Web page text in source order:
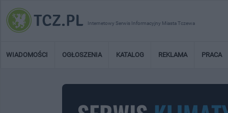
Internetowy Serwis Informacyjny Miasta Tczewa
WIADOMOŚCI OGŁOSZENIA KATALOG REKLAMA PRACA